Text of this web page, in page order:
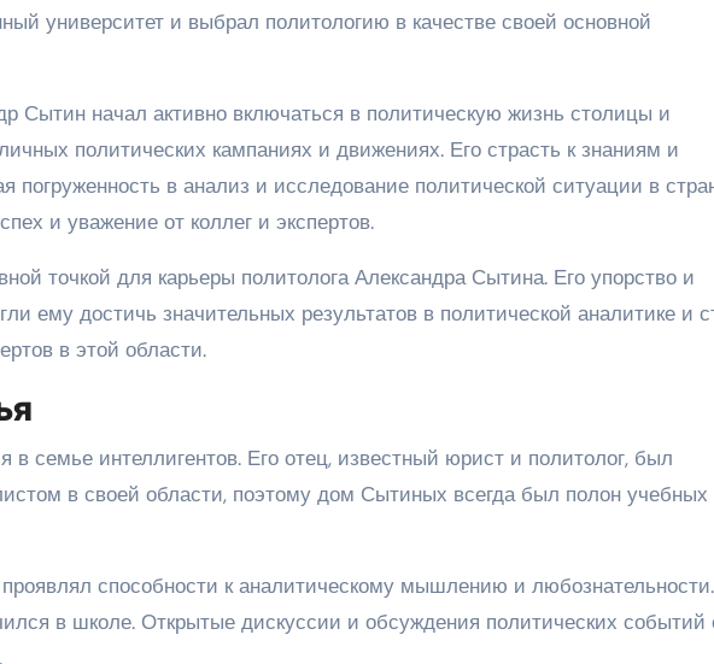
университет и выбрал политологию в качестве своей основной
Сытин начал активно включаться в политическую жизнь столицы и
политических кампаниях и движениях. Его страсть к знаниям и
погруженность в анализ и исследование политической ситуации в
и уважение от коллег и экспертов.
точкой для карьеры политолога Александра Сытина. Его упорство и
ему достичь значительных результатов в политической аналитике и
в этой области.
в семье интеллигентов. Его отец, известный юрист и политолог, был
в своей области, поэтому дом Сытиных всегда был полон учебных
способности к аналитическому мышлению и
в школе. Открытые дискуссии и обсуждения политических событий